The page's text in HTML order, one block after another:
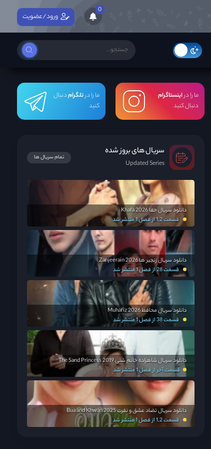
0
ورود/عضویت
ما را دراینستاگرام
دنبال کنید
ما را درتلگرامدنبال
کنید
سریال های بروز شده
Updated Series
تمام سریال ها
دانلود سریال خفا Khafa 2026
قسمت 1,2 از فصل 1 منتشر شد
دانلود سریال زنجیر ها Zanjeerain 2026
قسمت 28 از فصل 1 منتشر شد
دانلود سریال محافظ Muhafiz 2026
قسمت 38 از فصل 1 منتشر شد
دانلود سریال شاهزاده خانم شنی The Sand Princess 2019
قسمت آخر از فصل 1 منتشر شد
دانلود سریال تضاد عشق و نفرت Bua and Khwan 2025
قسمت 1,2 از فصل 1 منتشر شد